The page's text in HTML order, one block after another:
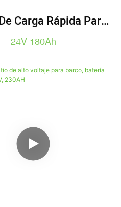
Carga Rápida Para
Elevadoras
Eléctrico
24V 180Ah